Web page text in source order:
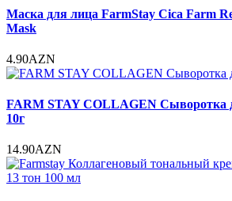
Маска для лица FarmStay Cica Farm
Mask
4.90AZN
FARM STAY COLLAGEN Сыворотка
10г
14.90AZN